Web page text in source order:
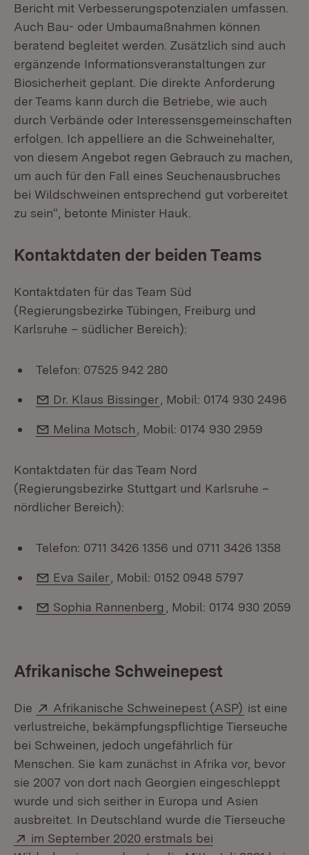
Bericht mit Verbesserungspotenzialen umfassen.
Auch Bau- oder Umbaumaßnahmen können
beratend begleitet werden. Zusätzlich sind auch
ergänzende Informationsveranstaltungen zur
Biosicherheit geplant. Die direkte Anforderung
der Teams kann durch die Betriebe, wie auch
durch Verbände oder Interessensgemeinschaften
erfolgen. Ich appelliere an die Schweinehalter,
von diesem Angebot regen Gebrauch zu machen,
um auch für den Fall eines Seuchenausbruches
bei Wildschweinen entsprechend gut vorbereitet
zu sein“, betonte Minister Hauk.
Kontaktdaten der beiden Teams
Kontaktdaten für das Team Süd
(Regierungsbezirke Tübingen, Freiburg und
Karlsruhe – südlicher Bereich):
Telefon: 07525 942 280
E-Mail:
Dr. Klaus Bissinger , Mobil: 0174 930 2496
E-Mail:
Melina Motsch , Mobil: 0174 930 2959
Kontaktdaten für das Team Nord
(Regierungsbezirke Stuttgart und Karlsruhe –
nördlicher Bereich):
Telefon: 0711 3426 1356 und 0711 3426 1358
E-Mail:
Eva Sailer , Mobil: 0152 0948 5797
E-Mail:
Sophia Rannenberg , Mobil: 0174 930 2059
Afrikanische Schweinepest
Die Extern:
Afrikanische Schweinepest (ASP) (Öffnet in
ist eine
verlustreiche, bekämpfungspflichtige Tierseuche
bei Schweinen, jedoch ungefährlich für
Menschen. Sie kam zunächst in Afrika vor, bevor
sie 2007 von dort nach Georgien eingeschleppt
wurde und sich seither in Europa und Asien
ausbreitet. In Deutschland wurde die Tierseuche
Extern:
im September 2020 erstmals bei